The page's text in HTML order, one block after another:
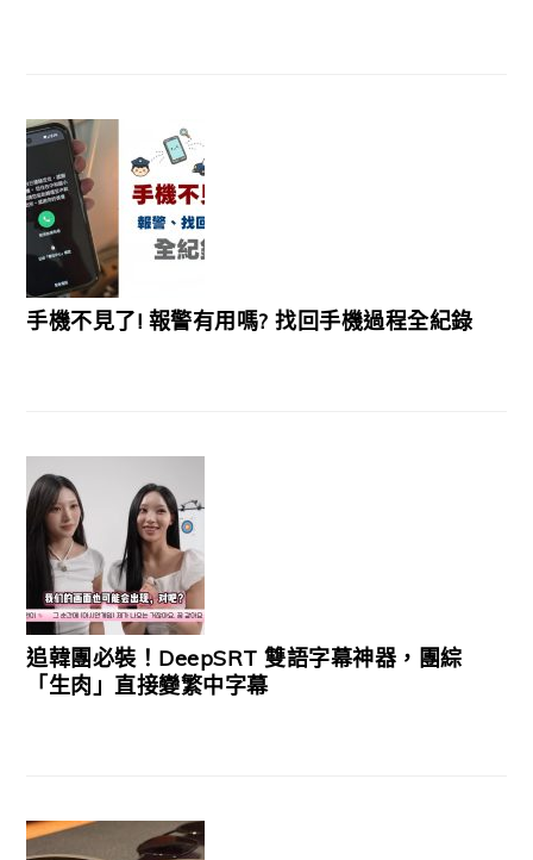
手機不見了! 報警有用嗎? 找回手機過程全紀錄
追韓團必裝！DeepSRT 雙語字幕神器，團綜
「生肉」直接變繁中字幕